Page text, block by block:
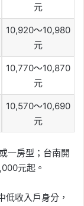
元
10,920～10,980
元
10,770～10,870
元
10,570～10,690
元
一房型；台南開
元起。
低收入戶身分，